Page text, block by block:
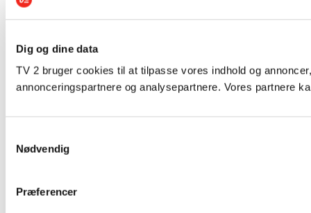
Dig og dine data
TV 2 bruger cookies til at tilpasse vores indhold og
annonceringspartnere og analysepartnere. Vores partnere
Nødvendig
Præferencer